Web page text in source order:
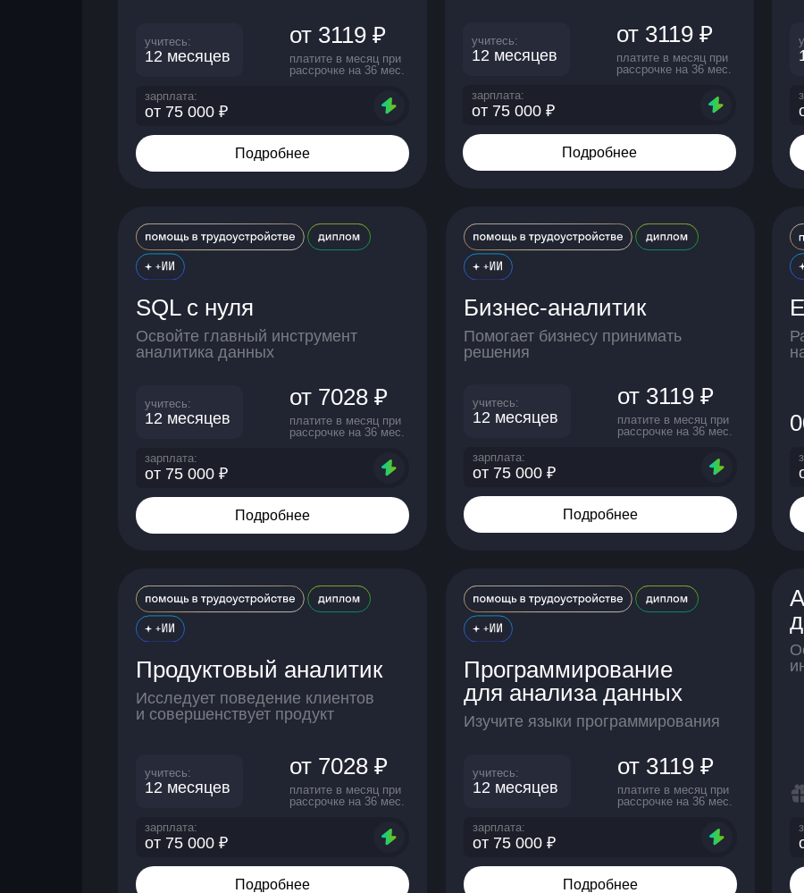
платите в месяц при
рассрочке на 36 мес.
от 3119 ₽
зарплата:
от 75 000 ₽
учитесь:
12 месяцев
Подробнее
платите в месяц при
рассрочке на 36 мес.
от 3119 ₽
зарплата:
от 75 000 ₽
учитесь:
12 месяцев
Подробнее
SQL с нуля
Освойте главный инструмент
аналитика данных
платите в месяц при
рассрочке на 36 мес.
от 7028 ₽
зарплата:
от 75 000 ₽
учитесь:
12 месяцев
Подробнее
Бизнес-аналитик
Помогает бизнесу принимать
решения
платите в месяц при
рассрочке на 36 мес.
от 3119 ₽
зарплата:
от 75 000 ₽
учитесь:
12 месяцев
Подробнее
Продуктовый аналитик
Исследует поведение клиентов
и совершенствует продукт
платите в месяц при
рассрочке на 36 мес.
от 7028 ₽
зарплата:
от 75 000 ₽
учитесь:
12 месяцев
Подробнее
Программирование
для анализа данных
Изучите языки программирования
платите в месяц при
рассрочке на 36 мес.
от 3119 ₽
зарплата:
от 75 000 ₽
учитесь:
12 месяцев
Подробнее